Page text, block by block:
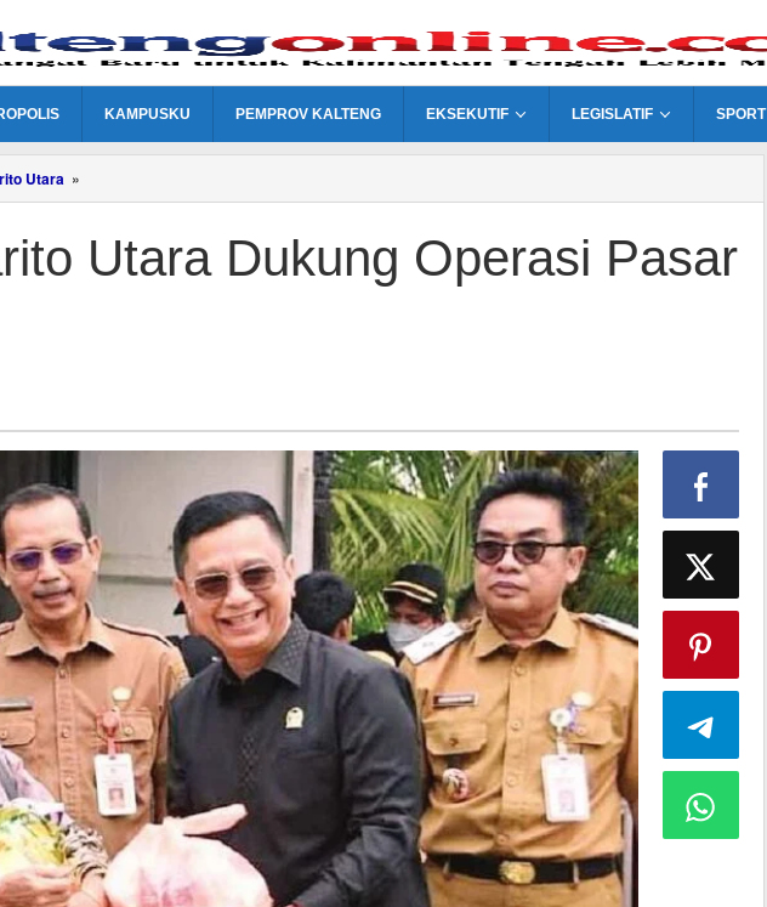
KAMPUSKU PEMPROV KALTENG EKSEKUTIF LEGISLATIF SPORT
Utara »
Barito
Dukung
Operasi
Utara Dukung Operasi Pasar